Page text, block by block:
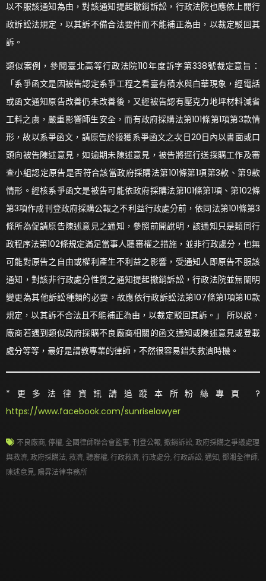
以不服該通知為由，對該通知提起撤銷訴訟，行政法院也應依上開行
政訴訟法規定，以其訴不備合法要件而不能補正為由，以裁定駁回其
訴。
類似案例，參閱臺北高等行政法院110年度訴字第338號裁定意旨：
「系爭函文是因被告認定系爭工程之看臺有積水與白華現象，經電話
或函文通知原告改善仍未改善後，又經被告認有壓克力地坪材料減省
工料之虞，嚴重影響師生安全，而有政府採購法第101條第1項第3款情
形，故以系爭函文，請原告於接獲系爭函文之次日20日內以書面或口
頭向被告陳述意見，如逾期未陳述意見，被告將逕行送採購工作及審
查小組認定原告是否符合該當政府採購法第101條第1項第3款、第9款
情形。經核系爭函文是被告可能依政府採購法第101條第1項、第102條
第3項作成刊登政府採購公報之不利益行政處分前，依同法第101條第3
條所為促請原告陳述意見之通知，參照前開說明，該通知只是類同行
政程序法第102條規定滿足當事人聽審權之措施，並非行政處分，也無
可能對原告之自由或權利產生不利益之影響，受通知人即原告不服該
通知，對該非行政處分性質之通知提起撤銷訴訟，行政法院並無闡明
變更為其他訴訟種類的必要，故應依行政訴訟法第107條第1項第10款
規定，以其訴不合法且不能補正為由，以裁定駁回其訴。」 所以說，
廠商若遇到類似政府採購不良廠商相關的函文通知或陳述意見或登載
處分等等，最好是請教專業的律師，不然很容易錯失救濟時機。
*更多法律資訊請追蹤本所粉絲專頁 ?
https://www.facebook.com/sunriselawyer
不良廠商,停權,全國律師聯合會監事,刊登公報,撤銷訴訟,政府採購之爭議處理
與救濟,政府採購法,救濟,聽審權,行政救濟,行政處分,行政訴訟,通知, 鄧湘全律師,
陳述意見, 陽昇法律事務所